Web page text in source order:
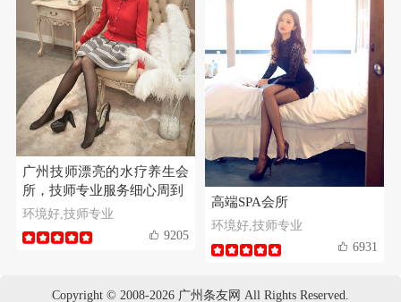
广州技师漂亮的水疗养生会
所，技师专业服务细心周到
环境好,技师专业
9205
高端SPA会所
环境好,技师专业
6931
Copyright © 2008-2026 广州条友网 All Rights Reserved.